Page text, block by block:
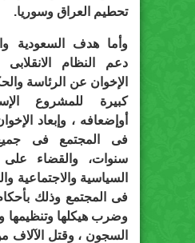
تحطيم العراق وسوريا.
وأما هدف السعودية
دعم النظام الانقلابى
الإخوان عن الرئاسة
كبيرة للمشروع
أوإضعافه ، وإبعاد
فى المجتمع فى
سنوات، والقضاء على
السياسية والاجتماعية
فى المجتمع وذلك
وضرب هيكلها وتنظيمها
السجون ، وقتل الآلاف